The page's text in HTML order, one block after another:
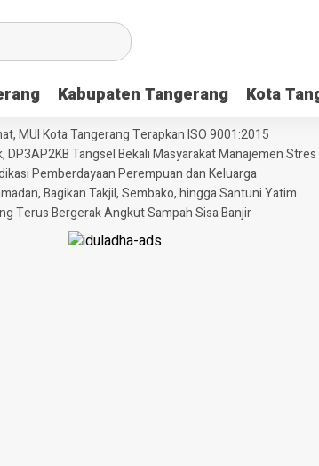
Kabupaten Tangerang Kota
MUI Kota Tangerang Terapkan ISO 9001:2015
Tangsel Bekali Masyarakat Manajemen
Pemberdayaan Perempuan dan Keluarga
Bagikan Takjil, Sembako, hingga Santuni Yatim
Terus Bergerak Angkut Sampah Sisa Banjir